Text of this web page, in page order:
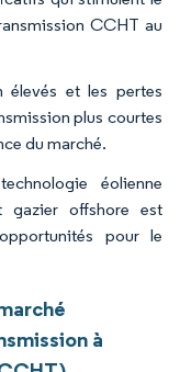
CCHT au
élevés et les pertes
plus courtes
du marché.
éolienne
gazier offshore est
pour le
à